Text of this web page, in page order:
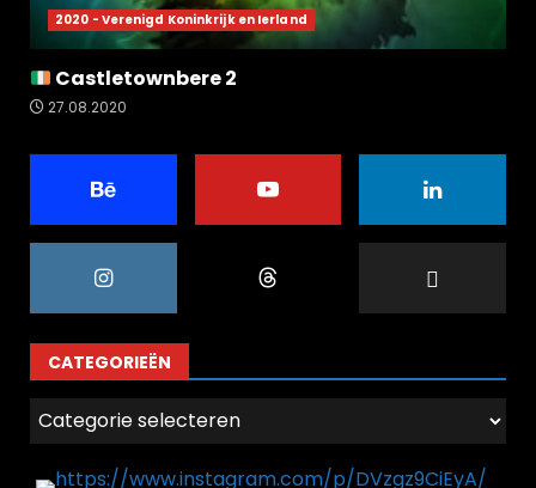
2020 - Verenigd Koninkrijk en Ierland
Castletownbere 2
27.08.2020
CATEGORIEËN
Categorieën